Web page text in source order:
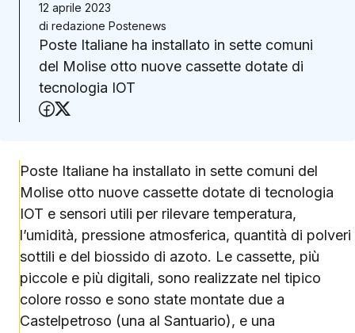
12 aprile 2023
di redazione Postenews
Poste Italiane ha installato in sette comuni
del Molise otto nuove cassette dotate di
tecnologia IOT
Condividi su Facebook
Poste Italiane ha installato in sette comuni del
Molise otto nuove cassette dotate di tecnologia
IOT e sensori utili per rilevare temperatura,
l’umidità, pressione atmosferica, quantità di polveri
sottili e del biossido di azoto. Le cassette, più
piccole e più digitali, sono realizzate nel tipico
colore rosso e sono state montate due a
Castelpetroso (una al Santuario), e una